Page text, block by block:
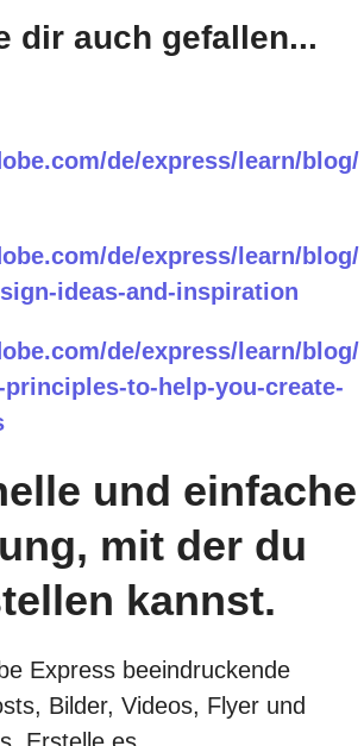
dir auch gefallen...
de/express/learn/blog/
de/express/learn/blog/
ideas-and-inspiration
de/express/learn/blog/
to-help-you-create-
und einfache
mit der du
kannst.
Express beeindruckende
Bilder, Videos, Flyer und